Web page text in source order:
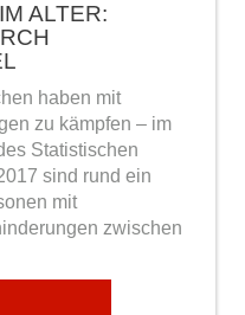
ALTER:
haben mit
zu kämpfen – im
Statistischen
sind rund ein
mit
zwischen